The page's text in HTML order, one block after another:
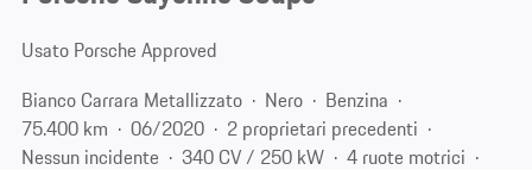
Usato Porsche Approved
Bianco Carrara Metallizzato
Nero
Benzina
75.400 km
06/2020
2 proprietari precedenti
Nessun incidente
340 CV / 250 kW
4 ruote motrici